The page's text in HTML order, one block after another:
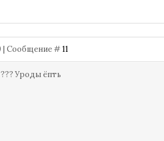
| Сообщение #11
Уроды ёпть